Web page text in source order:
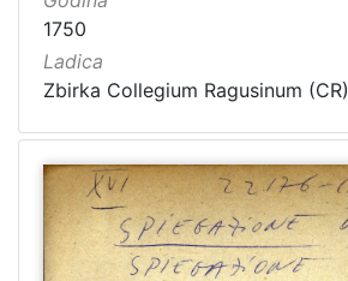
1750
Ladica
Zbirka Collegium Ragusinum (CR)